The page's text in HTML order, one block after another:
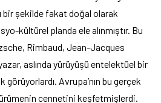
bir şekilde fakat doğal olarak
kültürel planda ele alınmıştır. Bu
Rimbaud, Jean-Jacques
aslında yürüyüşü entelektüel bir
görüyorlardı. Avrupa’nın bu gerçek
cennetini keşfetmişlerdi.